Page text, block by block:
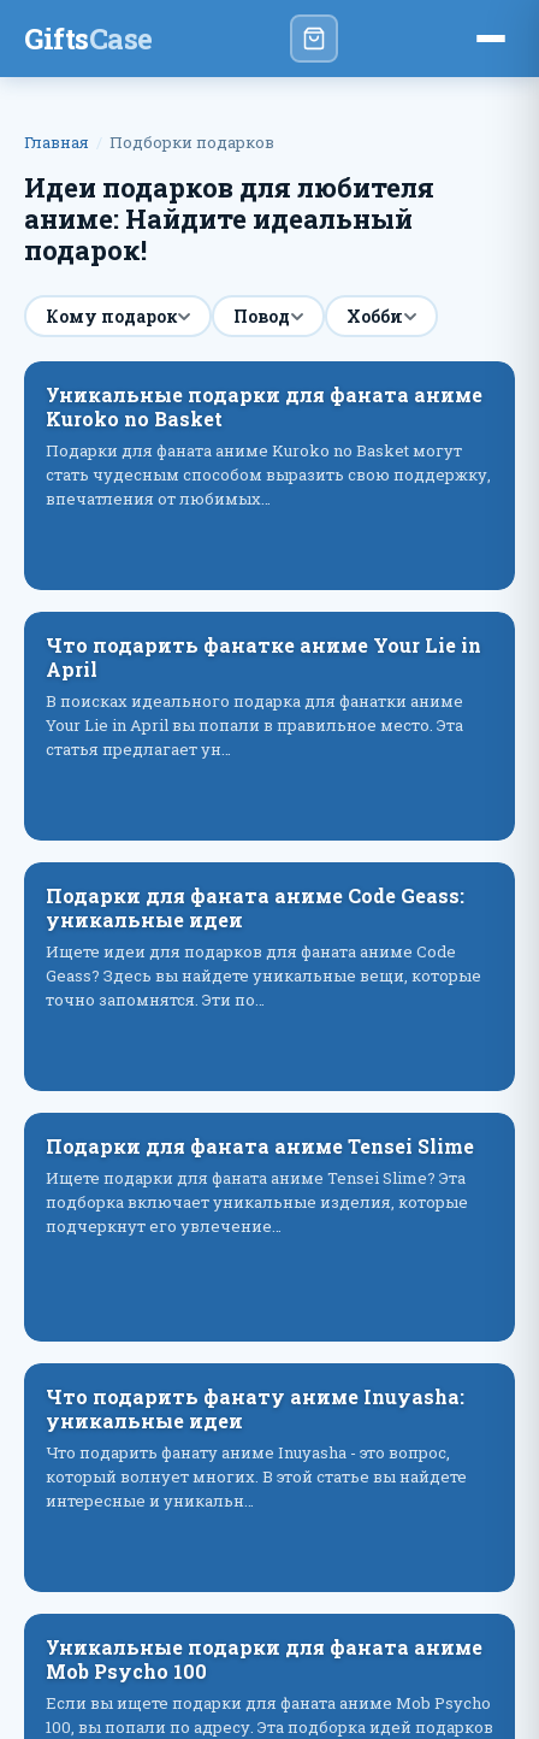
GiftsCase
Главная Подборки подарков
Идеи подарков для любителя
аниме: Найдите идеальный
подарок!
Кому подарок Повод Хобби
Уникальные подарки для фаната аниме
Kuroko no Basket
Подарки для фаната аниме Kuroko no Basket могут
стать чудесным способом выразить свою поддержку,
впечатления от любимых…
Что подарить фанатке аниме Your Lie in
April
В поисках идеального подарка для фанатки аниме
Your Lie in April вы попали в правильное место. Эта
статья предлагает ун…
Подарки для фаната аниме Code Geass:
уникальные идеи
Ищете идеи для подарков для фаната аниме Code
Geass? Здесь вы найдете уникальные вещи, которые
точно запомнятся. Эти по…
Подарки для фаната аниме Tensei Slime
Ищете подарки для фаната аниме Tensei Slime? Эта
подборка включает уникальные изделия, которые
подчеркнут его увлечение…
Что подарить фанату аниме Inuyasha:
уникальные идеи
Что подарить фанату аниме Inuyasha - это вопрос,
который волнует многих. В этой статье вы найдете
интересные и уникальн…
Уникальные подарки для фаната аниме
Mob Psycho 100
Если вы ищете подарки для фаната аниме Mob Psycho
100, вы попали по адресу. Эта подборка идей подарков